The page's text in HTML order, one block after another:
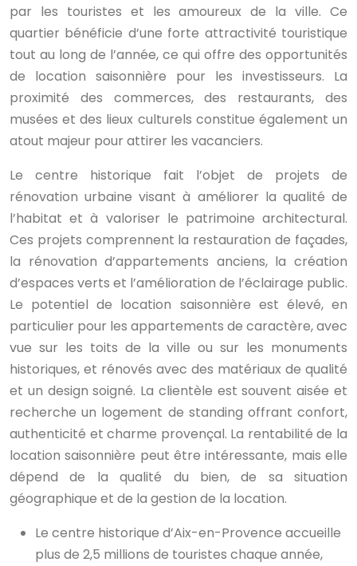
par les touristes et les amoureux de la ville. Ce
quartier bénéficie d’une forte attractivité touristique
tout au long de l’année, ce qui offre des opportunités
de location saisonnière pour les investisseurs. La
proximité des commerces, des restaurants, des
musées et des lieux culturels constitue également un
atout majeur pour attirer les vacanciers.
Le centre historique fait l’objet de projets de
rénovation urbaine visant à améliorer la qualité de
l’habitat et à valoriser le patrimoine architectural.
Ces projets comprennent la restauration de façades,
la rénovation d’appartements anciens, la création
d’espaces verts et l’amélioration de l’éclairage public.
Le potentiel de location saisonnière est élevé, en
particulier pour les appartements de caractère, avec
vue sur les toits de la ville ou sur les monuments
historiques, et rénovés avec des matériaux de qualité
et un design soigné. La clientèle est souvent aisée et
recherche un logement de standing offrant confort,
authenticité et charme provençal. La rentabilité de la
location saisonnière peut être intéressante, mais elle
dépend de la qualité du bien, de sa situation
géographique et de la gestion de la location.
Le centre historique d’Aix-en-Provence accueille
plus de 2,5 millions de touristes chaque année,